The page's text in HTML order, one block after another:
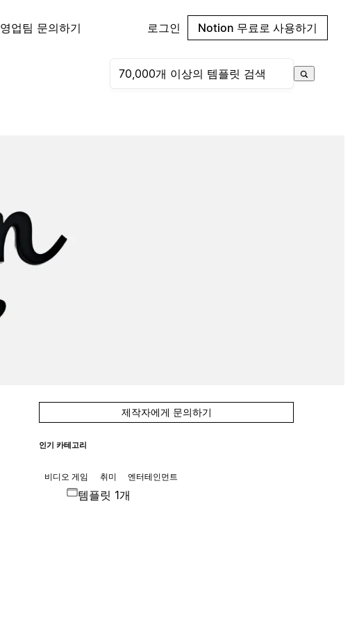
영업팀 문의하기 로그인 Notion 무료로 사용하기
제작자에게 문의하기
인기 카테고리
비디오 게임 취미 엔터테인먼트
템플릿 1개